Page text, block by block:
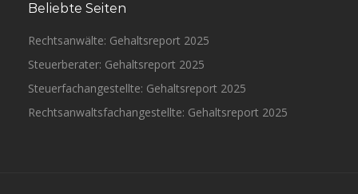
Beliebte Seiten
Rechtsanwälte: Gehaltsreport 2025
Steuerberater: Gehaltsreport 2025
Steuerfachangestellte: Gehaltsreport 2025
Rechtsanwaltsfachangestellte: Gehaltsreport 2025